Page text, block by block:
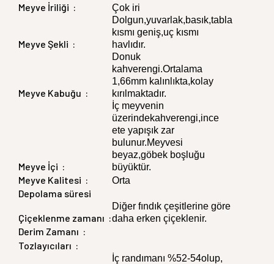
Meyve İriliği : Çok iri
Meyve Şekli :
Dolgun,yuvarlak,basık,tabla
kısmı geniş,uç kısmı
havlıdır.
Meyve Kabuğu :
Donuk
kahverengi.Ortalama
1,66mm kalınlıkta,kolay
kırılmaktadır.
Meyve İçi :
İç meyvenin
üzerindekahverengi,ince
ete yapışık zar
bulunur.Meyvesi
beyaz,göbek boşluğu
büyüktür.
Meyve Kalitesi : Orta
Depolama süresi
Çiçeklenme zamanı :
Diğer fındık çeşitlerine göre
daha erken çiçeklenir.
Derim Zamanı :
Tozlayıcıları :
İç randımanı %52-54olup,